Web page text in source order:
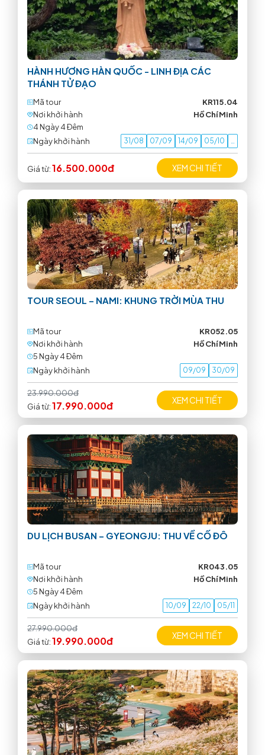
HÀNH HƯƠNG HÀN QUỐC - LINH ĐỊA CÁC
THÁNH TỬ ĐẠO
Mã tour
KR115.04
Nơi khởi hành
Hồ Chí Minh
4 Ngày 4 Ðêm
Ngày khởi hành
31/08 07/09 14/09 05/10 …
Giá từ:16.500.000đ XEM CHI TIẾT
TOUR SEOUL – NAMI: KHUNG TRỜI MÙA THU
Mã tour
KR052.05
Nơi khởi hành
Hồ Chí Minh
5 Ngày 4 Ðêm
Ngày khởi hành
09/09 30/09
23.990.000đ
Giá từ:17.990.000đ XEM CHI TIẾT
DU LỊCH BUSAN – GYEONGJU: THU VỀ CỐ ĐÔ
Mã tour
KR043.05
Nơi khởi hành
Hồ Chí Minh
5 Ngày 4 Ðêm
Ngày khởi hành
10/09 22/10 05/11
27.990.000đ
Giá từ:19.990.000đ XEM CHI TIẾT